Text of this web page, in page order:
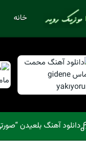
خانه
دانلود آهنگ بلعیدن